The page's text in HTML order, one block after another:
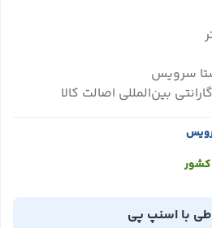
بین‌المللی اصالت کالا
کشور
با اسنپ پی